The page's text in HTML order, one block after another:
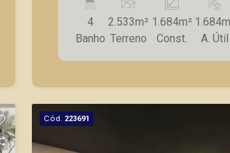
vestiário, vagas cobertas para
estacionamento.
4
Banho
2.533m²
Terreno
1.684m²
Const.
A. Útil
Cód. 223691